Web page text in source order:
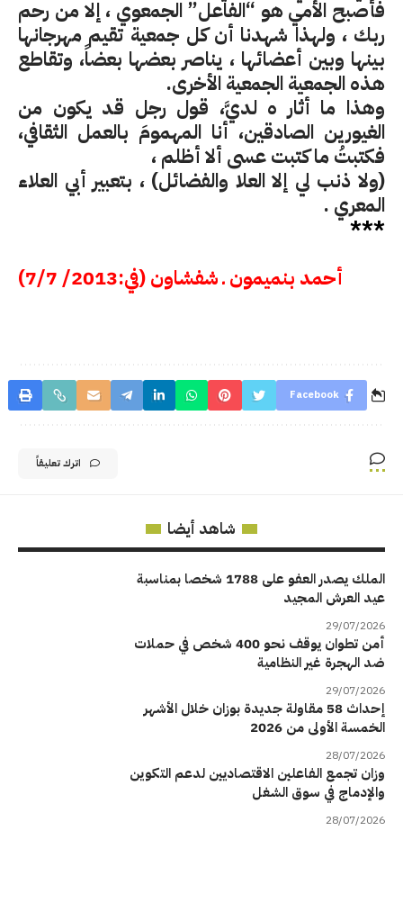
فأصبح الأمي هو “الفاعل” الجمعوي ، إلا من رحم
ربك ، ولهذا شهدنا أن كل جمعية تقيم مهرجانها
بينها وبين أعضائها ، يناصر بعضها بعضاً، وتقاطع
هذه الجمعية الجمعية الأخرى.
وهذا ما أثار ه لديَّ، قول رجل قد يكون من
الغيورين الصادقين، أنا المهمومَ بالعمل الثقافي،
فكتبتُ ما كتبت عسى ألا أظلم ،
(ولا ذنب لي إلا العلا والفضائل) ، بتعبير أبي العلاء
المعري .
***
أحمد بنميمون ـ شفشاون (في:2013/ 7/7)
Facebook
اترك تعليقاً
شاهد أيضا
الملك يصدر العفو على 1788 شخصا بمناسبة
عيد العرش المجيد
29/07/2026
أمن تطوان يوقف نحو 400 شخص في حملات
ضد الهجرة غير النظامية
29/07/2026
إحداث 58 مقاولة جديدة بوزان خلال الأشهر
الخمسة الأولى من 2026
28/07/2026
وزان تجمع الفاعلين الاقتصاديين لدعم التكوين
والإدماج في سوق الشغل
28/07/2026